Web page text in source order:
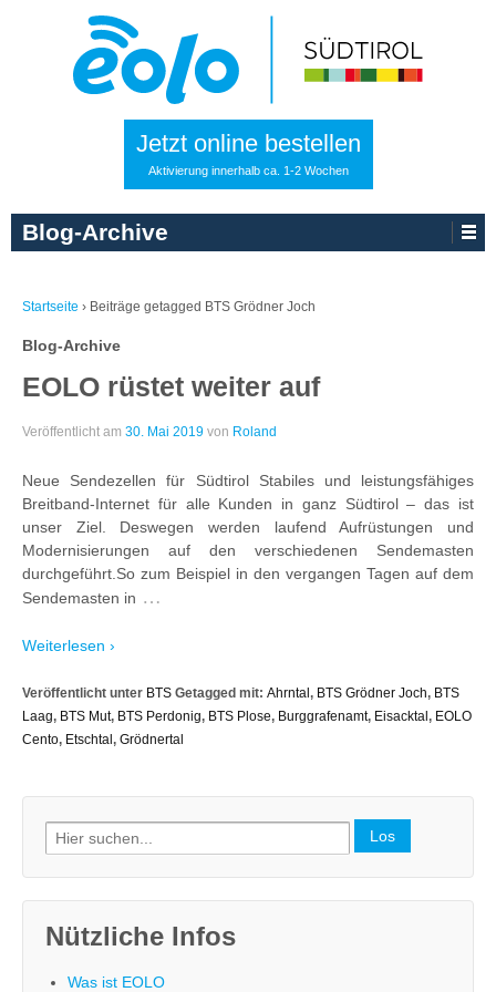
Jetzt online bestellen
Aktivierung innerhalb ca. 1-2 Wochen
Blog-Archive
Startseite › Beiträge getagged BTS Grödner Joch
Blog-Archive
EOLO rüstet weiter auf
Veröffentlicht am 30. Mai 2019 von Roland
Neue Sendezellen für Südtirol Stabiles und leistungsfähiges
Breitband-Internet für alle Kunden in ganz Südtirol – das ist
unser Ziel. Deswegen werden laufend Aufrüstungen und
Modernisierungen auf den verschiedenen Sendemasten
durchgeführt.So zum Beispiel in den vergangen Tagen auf dem
Sendemasten in …
Weiterlesen ›
Veröffentlicht unter BTS Getagged mit: Ahrntal , BTS Grödner Joch, BTS
Laag, BTS Mut, BTS Perdonig, BTS Plose, Burggrafenamt, Eisacktal , EOLO
Cento, Etschtal , Grödnertal
Search
for:
Nützliche Infos
Was ist EOLO